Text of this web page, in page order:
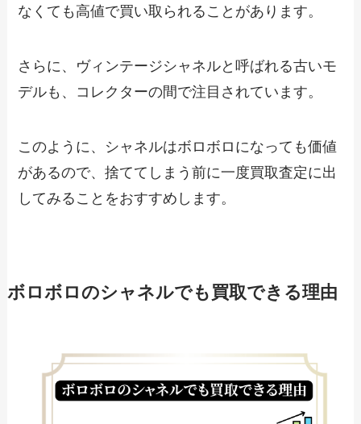
なくても高値で買い取られることがあります。
さらに、ヴィンテージシャネルと呼ばれる古いモ
デルも、コレクターの間で注目されています。
このように、シャネルはボロボロになっても価値
があるので、捨ててしまう前に一度買取査定に出
してみることをおすすめします。
ボロボロのシャネルでも買取できる理由